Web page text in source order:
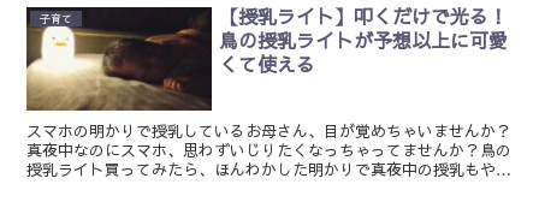
子育て
【授乳ライト】叩くだけで光る！
鳥の授乳ライトが予想以上に可愛
くて使える
スマホの明かりで授乳しているお母さん、目が覚めちゃいませんか？
真夜中なのにスマホ、思わずいじりたくなっちゃってませんか？鳥の
授乳ライト買ってみたら、ほんわかした明かりで真夜中の授乳もやり